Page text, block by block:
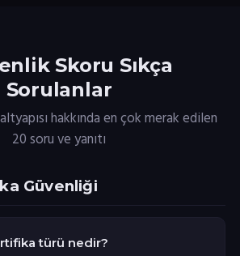
Skoru Sıkça
Sorulanlar
hakkında en çok merak edilen
20 soru ve yanıtı
Güvenliği
türü nedir?